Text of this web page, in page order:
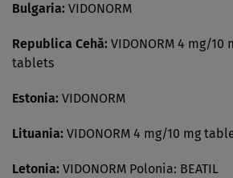
Bulgaria: VIDONORM
Republica Cehă: VIDONORM 4 mg/10
tablets
Estonia: VIDONORM
Lituania: VIDONORM 4 mg/10 mg
Letonia: VIDONORM Polonia: BEATIL